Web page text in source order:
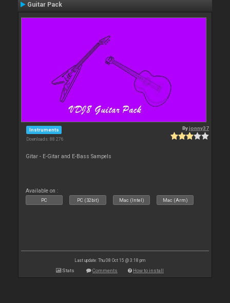
Guitar Pack
Instruments
Downloads: 88 276
Byjonny37
Gitar - E-Gitar and E-Bass Sampels
Available on :
PC PC (32bit) Mac (Intel) Mac (Arm)
Last update: Thu 08 Oct 15 @ 3:18 pm
Stats Comments How to install